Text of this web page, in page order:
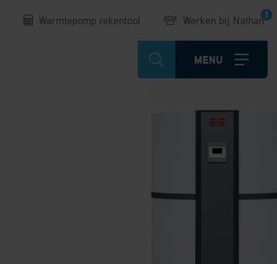
Werken bij Nathan
Warmtepomp rekentool
MENU